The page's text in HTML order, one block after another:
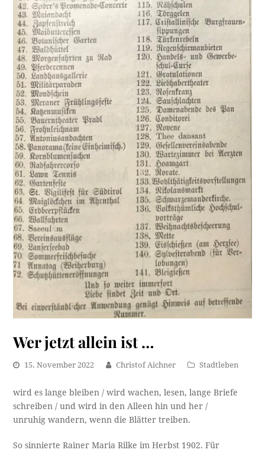
Wer jetzt allein ist …
15. November 2022 Christof Aichner Stadtleben
wird es lange bleiben / wird wachen, lesen, lange Briefe
schreiben / und wird in den Alleen hin und her /
unruhig wandern, wenn die Blätter treiben.
So sinnierte Rainer Maria Rilke im Herbst 1902. Für